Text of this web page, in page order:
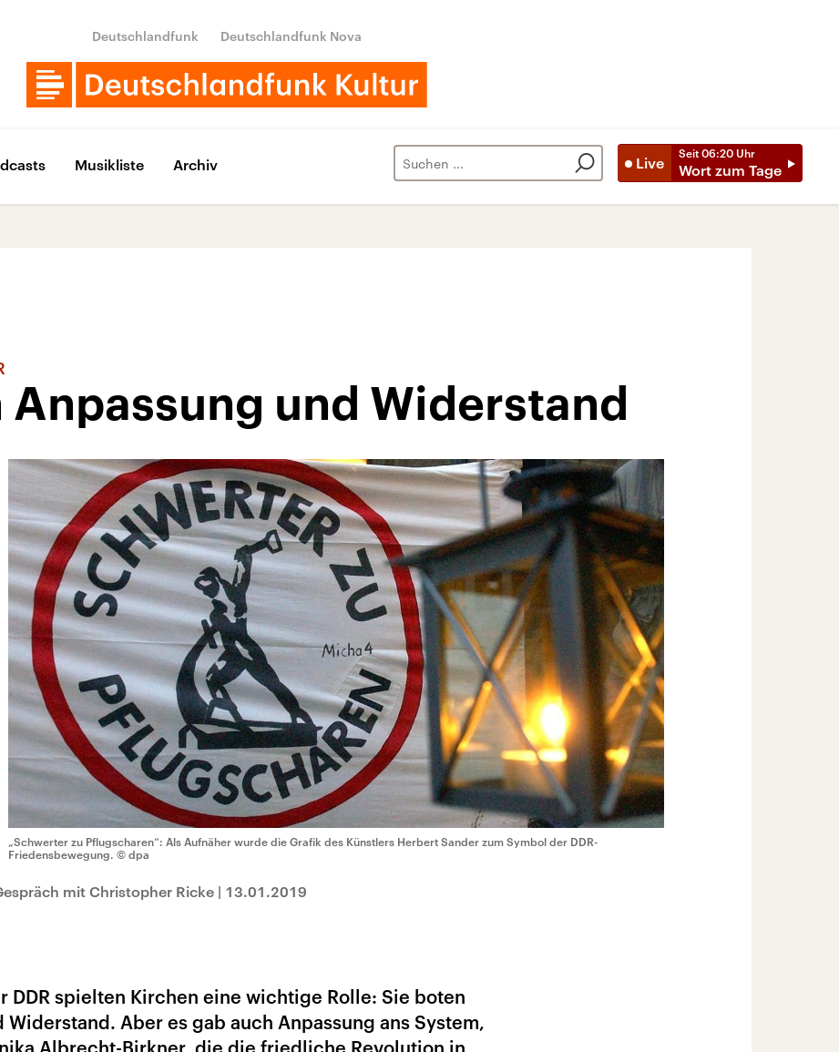
Deutschlandfunk Deutschlandfunk Nova
Live
Seit 06:20 Uhr
Wort zum Tage
Musikliste Archiv
und Widerstand
„Schwerter zu Pflugscharen“: Als Aufnäher wurde die Grafik des Künstlers Herbert Sander zum Symbol der DDR-
Friedensbewegung. © dpa
mit Christopher Ricke | 13.01.2019
DDR spielten Kirchen eine wichtige Rolle: Sie boten
Widerstand. Aber es gab auch Anpassung ans System,
Albrecht-Birkner, die die friedliche Revolution in